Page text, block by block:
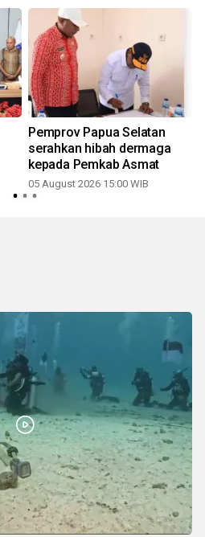
Pemprov Papua Selatan
serahkan hibah dermaga
kepada Pemkab Asmat
05 August 2026 15:00 WIB